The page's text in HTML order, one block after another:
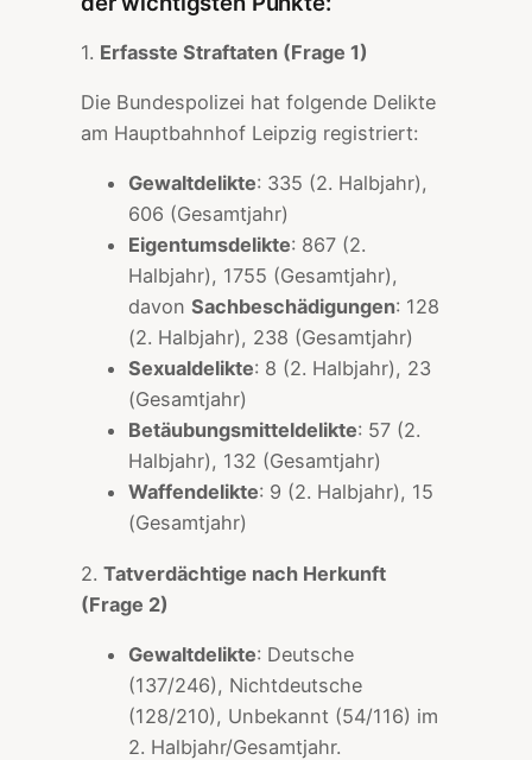
1. Erfasste Straftaten (Frage 1)
Die Bundespolizei hat folgende Delikte
am Hauptbahnhof Leipzig registriert:
Gewaltdelikte: 335 (2. Halbjahr),
606 (Gesamtjahr)
Eigentumsdelikte: 867 (2.
Halbjahr), 1755 (Gesamtjahr),
davon Sachbeschädigungen: 128
(2. Halbjahr), 238 (Gesamtjahr)
Sexualdelikte: 8 (2. Halbjahr), 23
(Gesamtjahr)
Betäubungsmitteldelikte: 57 (2.
Halbjahr), 132 (Gesamtjahr)
Waffendelikte: 9 (2. Halbjahr), 15
(Gesamtjahr)
2. Tatverdächtige nach Herkunft
(Frage 2)
Gewaltdelikte: Deutsche
(137/246), Nichtdeutsche
(128/210), Unbekannt (54/116) im
2. Halbjahr/Gesamtjahr.